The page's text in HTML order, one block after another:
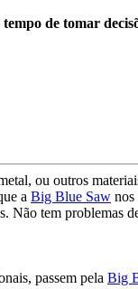
de tomar
ou outros
a Big Blue Saw nos
Não tem problemas
passem pela Big